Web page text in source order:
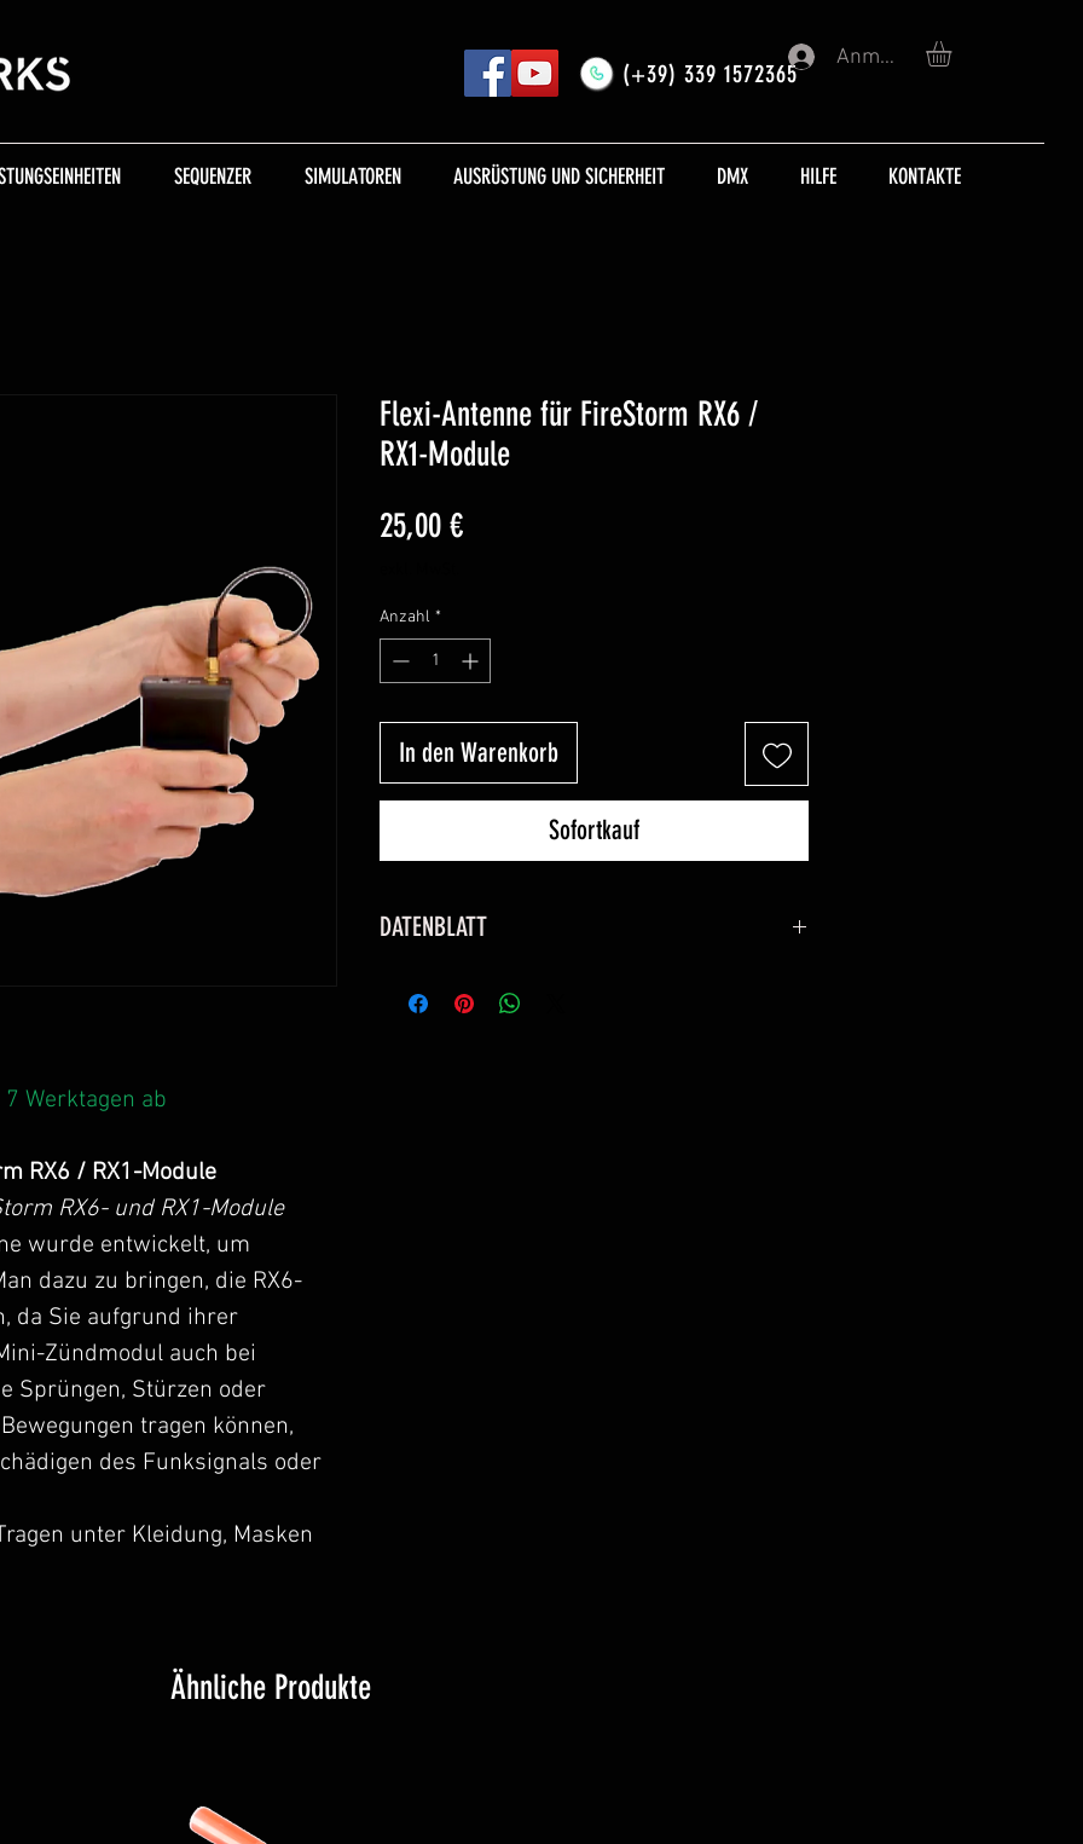
Anmelden
(+39) 339 1572365
SEQUENZER SIMULATOREN AUSRÜSTUNG UND SICHERHEIT DMX HILFE KONTAKTE
Werktagen ab
RX6 / RX1-Module
RX6- und RX1-Module
wurde entwickelt, um
dazu zu bringen, die RX6-
da Sie aufgrund ihrer
Zündmodul auch bei
Sprüngen, Stürzen oder
tragen können,
des Funksignals oder
unter Kleidung, Masken
Flexi-Antenne für FireStorm RX6 /
RX1-Module
25,00 €Preis
Anzahl *
In den Warenkorb
Sofortkauf
DATENBLATT
anzuzeigen und herunterzuladen
Ähnliche Produkte